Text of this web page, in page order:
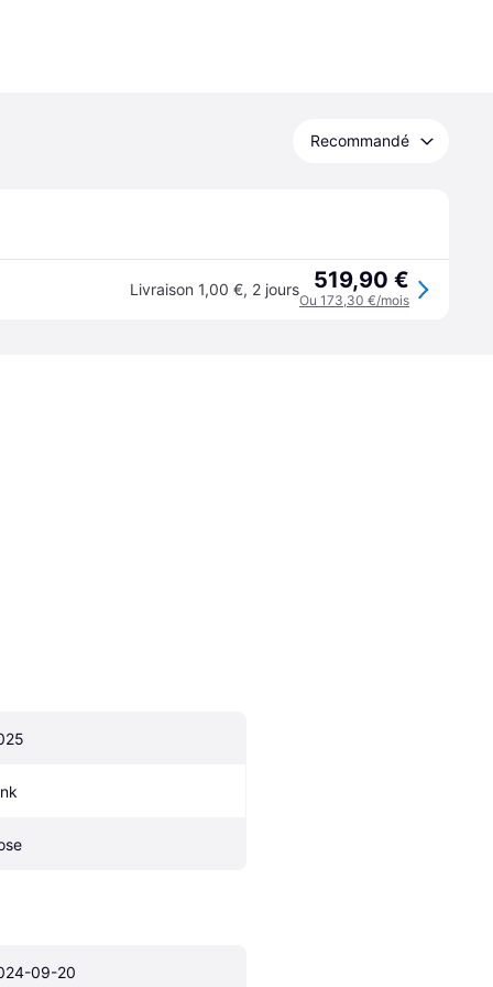
Recommandé
Livraison 1,00 €, 2 jours 519,90 €
Ou 173,30 €/mois
09-20